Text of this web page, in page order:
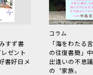
すず書
ゼント
書好日メ
コラム
「海をわた
の往復書簡」
出逢いの不思
の〝家族〟